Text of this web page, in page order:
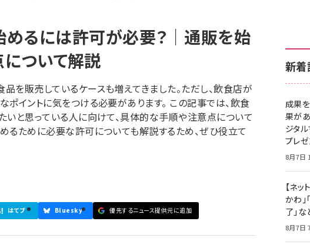
るには許可が必要？｜通販を始
ついて解説
を販売しているケースも増えてきました。ただし、飲食店が
ポイントに気をつける必要があります。 この記事では、飲食
いと思っている人に向けて、具体的な手順や注意点について
るために必要な許可についても解説するため、ぜひ役立て
はてブ Bluesky 優先するニュース提供元に追加
新着
成果
果が
ジタ
プレゼ
8月7日
【ネ
かわ」
了」な
8月7日